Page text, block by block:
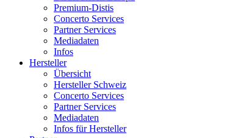
Premium-Distis
Concerto Services
Partner Services
Mediadaten
Infos
Hersteller
Übersicht
Hersteller Schweiz
Concerto Services
Partner Services
Mediadaten
Infos für Hersteller